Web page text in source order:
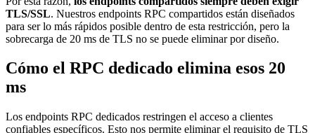
TLS/SSL. Nuestros endpoints RPC compartidos están diseñados
para ser lo más rápidos posible dentro de esta restricción, pero la
sobrecarga de 20 ms de TLS no se puede eliminar por diseño.
Cómo el RPC dedicado elimina esos 20
ms
Los endpoints RPC dedicados restringen el acceso a clientes
confiables específicos. Esto nos permite eliminar el requisito de TLS